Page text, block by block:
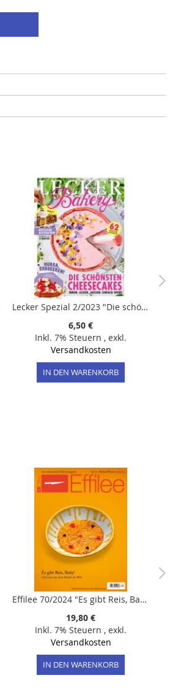
Lecker Spezial 2/2023 "Die schönsten Cheesecakes"
6,50 €
Inkl. 7% Steuern , exkl.
Versandkosten
IN DEN WARENKORB
Effilee 70/2024 "Es gibt Reis, Baby!"
19,80 €
Inkl. 7% Steuern , exkl.
Versandkosten
IN DEN WARENKORB